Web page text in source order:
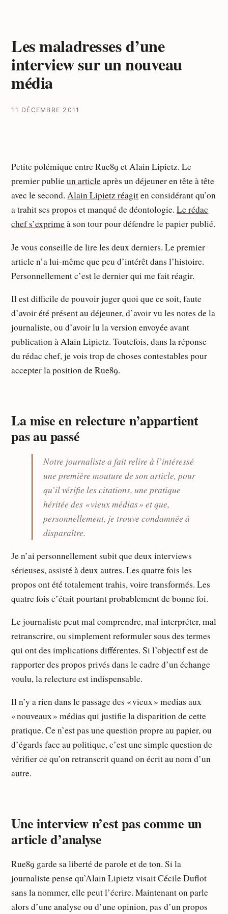
Les maladresses d’une
interview sur un nouveau
média
11 DÉCEMBRE 2011
Petite polémique entre Rue89 et Alain Lipietz. Le
premier publieun articleaprès un déjeuner en tête à tête
avec le second.Alain Lipietz réagiten considérant qu’on
a trahit ses propos et manqué de déontologie.Le rédac
chef s’exprimeà son tour pour défendre le papier publié.
Je vous conseille de lire les deux derniers. Le premier
article n’a lui-même que peu d’intérêt dans l’histoire.
Personnellement c’est le dernier qui me fait réagir.
Il est difficile de pouvoir juger quoi que ce soit, faute
d’avoir été présent au déjeuner, d’avoir vu les notes de la
journaliste, ou d’avoir lu la version envoyée avant
publication à Alain Lipietz. Toutefois, dans la réponse
du rédac chef, je vois trop de choses contestables pour
accepter la position de Rue89.
La mise en relecture n’appartient
pas au passé
Notre journaliste a fait relire à l’intéressé
une première mouture de son article, pour
qu’il vérifie les citations, une pratique
héritée des « vieux médias » et que,
personnellement, je trouve condamnée à
disparaître.
Je n’ai personnellement subit que deux interviews
sérieuses, assisté à deux autres. Les quatre fois les
propos ont été totalement trahis, voire transformés. Les
quatre fois c’était pourtant probablement de bonne foi.
Le journaliste peut mal comprendre, mal interpréter, mal
retranscrire, ou simplement reformuler sous des termes
qui ont des implications différentes. Si l’objectif est de
rapporter des propos privés dans le cadre d’un échange
voulu, la relecture est indispensable.
Il n’y a rien dans le passage des « vieux » medias aux
« nouveaux » médias qui justifie la disparition de cette
pratique. Ce n’est pas une question propre au papier, ou
d’égards face au politique, c’est une simple question de
vérifier ce qu’on retranscrit quand on écrit au nom d’un
autre.
Une interview n’est pas comme un
article d’analyse
Rue89 garde sa liberté de parole et de ton. Si la
journaliste pense qu’Alain Lipietz visait Cécile Duflot
sans la nommer, elle peut l’écrire. Maintenant on parle
alors d’une analyse ou d’une opinion, pas d’un propos